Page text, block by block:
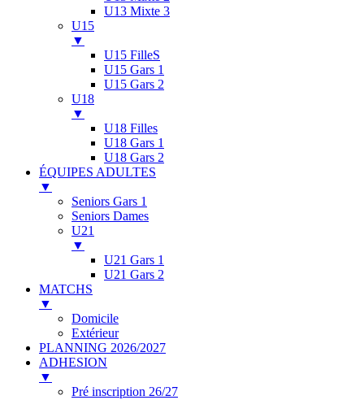
U13 Mixte 3
U15
▼
U15 FilleS
U15 Gars 1
U15 Gars 2
U18
▼
U18 Filles
U18 Gars 1
U18 Gars 2
ÉQUIPES ADULTES
▼
Seniors Gars 1
Seniors Dames
U21
▼
U21 Gars 1
U21 Gars 2
MATCHS
▼
Domicile
Extérieur
PLANNING 2026/2027
ADHESION
▼
Pré inscription 26/27